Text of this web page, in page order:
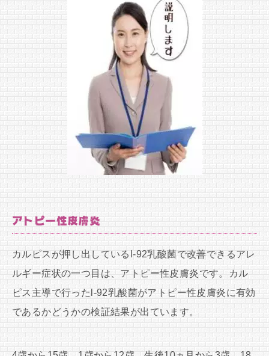
アトピー性皮膚炎
カルピスが押し出しているl-92乳酸菌で改善できるアレ
ルギー症状の一つ目は、アトピー性皮膚炎です。カル
ピス主導で行ったl-92乳酸菌がアトピー性皮膚炎に有効
であるかどうかの検証結果が出ています。